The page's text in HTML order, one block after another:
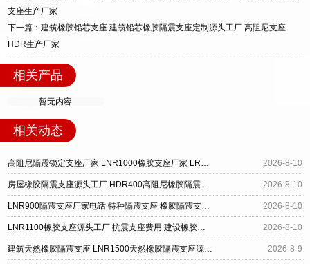
迎宾大街 9 号，厂家电话：13323182312。
支座生产厂家
下一篇：建筑橡胶铅芯支座 建筑铅芯橡胶隔震支座定制源头工厂 高阻尼支座
HDR生产厂家
相关产品
暂无内容
相关动态
高阻尼隔震锁定支座厂家 LNR1000橡胶支座厂家 LRB900-Ⅱ有铅芯隔震支座生产厂家 2026-8-10
房屋橡胶隔震支座源头工厂 HDR400高阻尼橡胶隔震支座 建筑铅芯橡胶防震支座定制生产厂家 2026-8-10
LNR900隔震支座厂家电话 特种隔震支座 橡胶隔震支座的多少钱 2026-8-10
LNR1100橡胶支座源头工厂 抗震支座费用 建设橡胶隔震支座厂家电话 2026-8-10
建筑天然橡胶隔震支座 LNR1500天然橡胶隔震支座源头工厂 水平力橡胶隔震支座源头工厂 2026-8-9